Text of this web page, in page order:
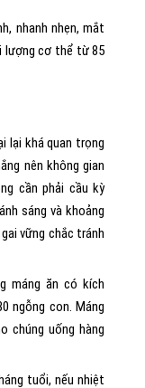
nhanh nhẹn, mắt
lượng cơ thể từ 85
lại khá quan trọng
nên không gian
cần phải cầu kỳ
sáng và khoảng
vững chắc tránh
máng ăn có kích
ngỗng con. Máng
chúng uống hàng
tuổi, nếu nhiệt